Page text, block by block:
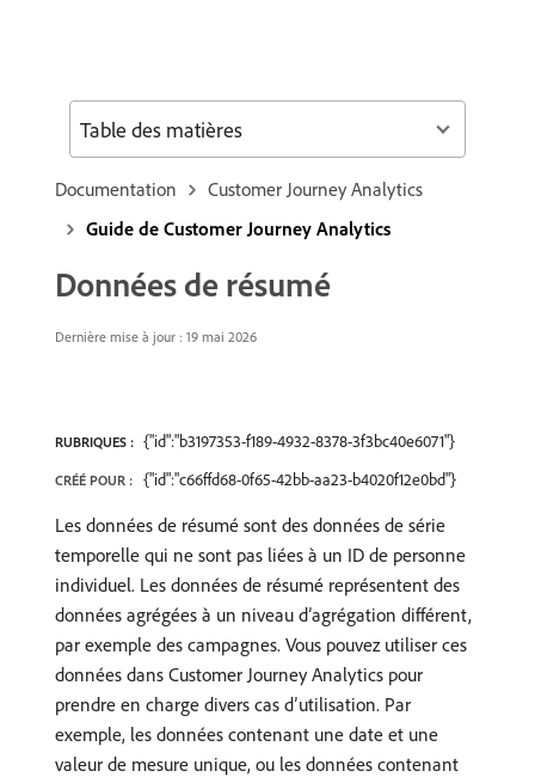
Documentation
Customer Journey Analytics
Guide de Customer Journey Analytics
Données de résumé
Dernière mise à jour : 19 mai 2026
RUBRIQUES : {"id":"b3197353-f189-4932-8378-3f3bc40e6071"}
CRÉÉ POUR : {"id":"c66ffd68-0f65-42bb-aa23-b4020f12e0bd"}
Les données de résumé sont des données de série
temporelle qui ne sont pas liées à un ID de personne
individuel. Les données de résumé représentent des
données agrégées à un niveau d’agrégation différent,
par exemple des campagnes. Vous pouvez utiliser ces
données dans Customer Journey Analytics pour
prendre en charge divers cas d’utilisation. Par
exemple, les données contenant une date et une
valeur de mesure unique, ou les données contenant
Table des matières